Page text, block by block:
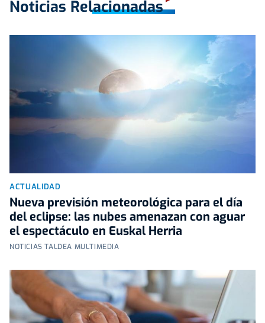
Noticias Relacionadas
ACTUALIDAD
Nueva previsión meteorológica para el día
del eclipse: las nubes amenazan con aguar
el espectáculo en Euskal Herria
NOTICIAS TALDEA MULTIMEDIA